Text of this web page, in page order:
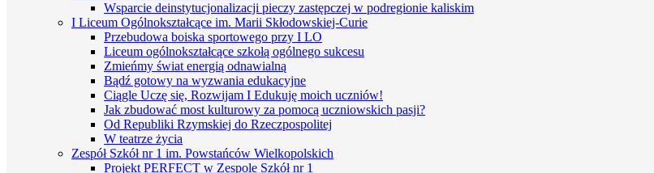
Wsparcie deinstytucjonalizacji pieczy zastępczej w podregionie kaliskim
I Liceum Ogólnokształcące im. Marii Skłodowskiej-Curie
Przebudowa boiska sportowego przy I LO
Liceum ogólnokształcące szkołą ogólnego sukcesu
Zmieńmy świat energią odnawialną
Bądź gotowy na wyzwania edukacyjne
Ciągle Uczę się, Rozwijam I Edukuję moich uczniów!
Jak zbudować most kulturowy za pomocą uczniowskich pasji?
Od Republiki Rzymskiej do Rzeczpospolitej
W teatrze życia
Zespół Szkół nr 1 im. Powstańców Wielkopolskich
Projekt PERFECT w Zespole Szkół nr 1